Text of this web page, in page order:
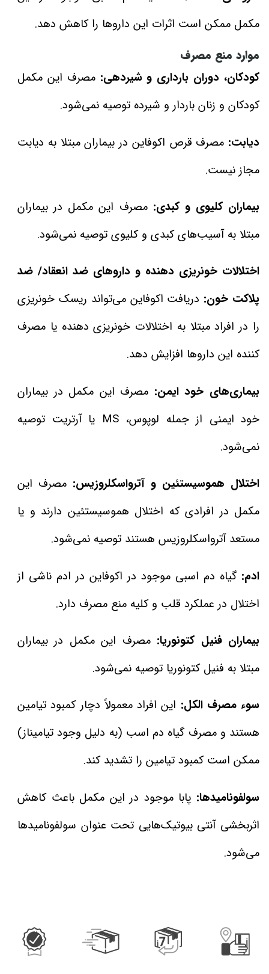
مکمل ممکن است اثرات این داروها را کاهش دهد.
موارد منع مصرف
کودکان، دوران بارداری و شیردهی: مصرف این مکمل
کودکان و زنان باردار و شیرده توصیه نمی‌شود.
دیابت: مصرف قرص اکوفاین در بیماران مبتلا به دیابت
مجاز نیست.
بیماران کلیوی و کبدی: مصرف این مکمل در بیماران
مبتلا به آسیب‌های کبدی و کلیوی توصیه نمی‌شود.
اختلالات خونریزی دهنده و داروهای ضد انعقاد/ ضد
پلاکت خون: دریافت اکوفاین می‌تواند ریسک خونریزی
را در افراد مبتلا به اختلالات خونریزی دهنده یا مصرف
کننده این داروها افزایش ‌دهد.
بیماری‌های خود ایمن: مصرف این مکمل در بیماران
خود ایمنی از جمله لوپوس، MS یا آرتریت توصیه
نمی‌شود.
اختلال هموسیستئین و آترواسکلروزیس: مصرف این
مکمل در افرادی که اختلال هموسیستئین دارند و یا
مستعد آترواسکلروزیس هستند توصیه نمی‌شود.
ادم: گیاه دم اسبی موجود در اکوفاین در ادم ناشی از
اختلال در عملکرد قلب و کلیه منع مصرف دارد.
بیماران فنیل کتونوریا: مصرف این مکمل در بیماران
مبتلا به فنیل کتونوریا توصیه نمی‌شود.
سوء مصرف الکل: این افراد معمولاً دچار کمبود تیامین
هستند و مصرف گیاه دم اسب (به دلیل وجود تیامیناز)
ممکن است کمبود تیامین را تشدید کند.
سولفونامیدها: پابا موجود در این مکمل باعث کاهش
اثربخشی آنتی بیوتیک‌هایی تحت عنوان سولفونامیدها
می‌شود.